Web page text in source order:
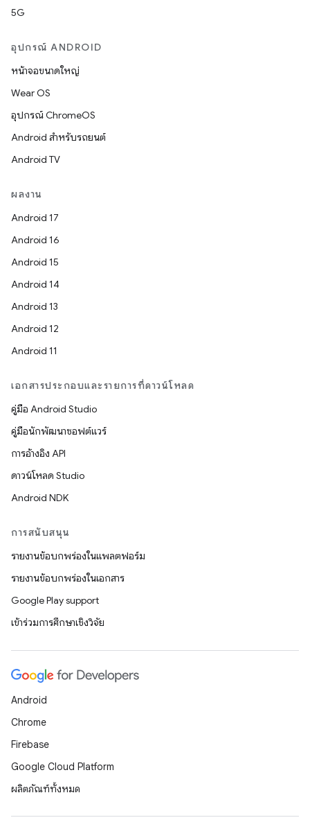
5G
อุปกรณ์ ANDROID
หน้าจอขนาดใหญ่
Wear OS
อุปกรณ์ ChromeOS
Android สำหรับรถยนต์
Android TV
ผลงาน
Android 17
Android 16
Android 15
Android 14
Android 13
Android 12
Android 11
เอกสารประกอบและรายการที่ดาวน์โหลด
คู่มือ Android Studio
คู่มือนักพัฒนาซอฟต์แวร์
การอ้างอิง API
ดาวน์โหลด Studio
Android NDK
การสนับสนุน
รายงานข้อบกพร่องในแพลตฟอร์ม
รายงานข้อบกพร่องในเอกสาร
Google Play support
เข้าร่วมการศึกษาเชิงวิจัย
Android
Chrome
Firebase
Google Cloud Platform
ผลิตภัณฑ์ทั้งหมด